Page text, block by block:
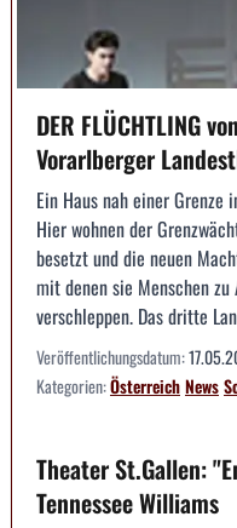
DER FLÜCHTLING
Vorarlberger
Ein Haus nah einer
Hier wohnen der
besetzt und die neuen
mit denen sie Menschen
verschleppen. Das dritte
Veröffentlichungsdatum:
Kategorien:ÖsterreichNews
Theater St.Gallen:
Tennessee Williams